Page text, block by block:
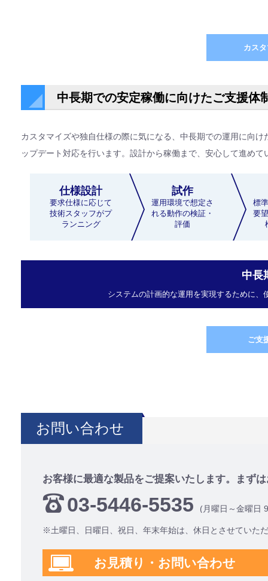
カス
中長期での安定稼働に向けたご支援体
カスタマイズや独自仕様の際に気になる、中長期での運用に向
ップデート対応を行います。設計から稼働まで、安心して進め
仕様設計
要求仕様に応じて
技術スタッフがプ
ランニング
試作
運用環境で想定さ
れる動作の検証・
評価
標
要
中長
システムの計画的な運用を実現するために
ご支
お問い合わせ
お客様に最適な製品をご提案いたします。まず
03-5446-5535 (月曜日～金曜日
※土曜日、日曜日、祝日、年末年始は、休日とさせていた
お見積り・お問い合わせ